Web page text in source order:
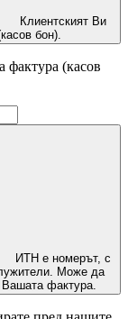
Клиентският Ви
бон).
фактура (касов
ИТН е номерът, с
Може да
Вашата фактура.